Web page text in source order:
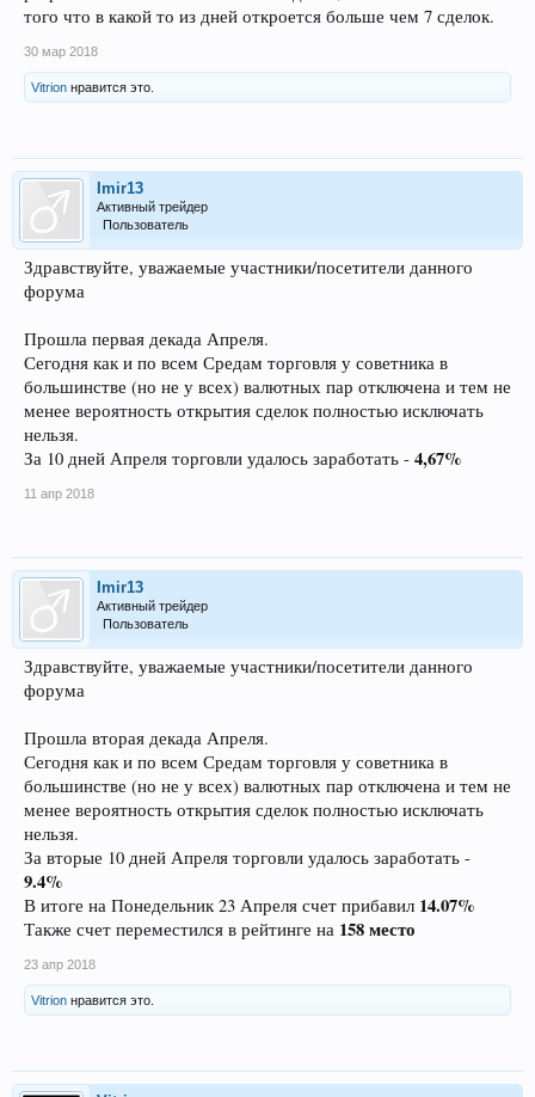
того что в какой то из дней откроется больше чем 7 сделок.
30 мар 2018
Vitrion нравится это.
Imir13
Активный трейдер
Пользователь
Здравствуйте, уважаемые участники/посетители данного
форума
Прошла первая декада Апреля.
Сегодня как и по всем Средам торговля у советника в
большинстве (но не у всех) валютных пар отключена и тем не
менее вероятность открытия сделок полностью исключать
нельзя.
За 10 дней Апреля торговли удалось заработать - 4,67%
11 апр 2018
Imir13
Активный трейдер
Пользователь
Здравствуйте, уважаемые участники/посетители данного
форума
Прошла вторая декада Апреля.
Сегодня как и по всем Средам торговля у советника в
большинстве (но не у всех) валютных пар отключена и тем не
менее вероятность открытия сделок полностью исключать
нельзя.
За вторые 10 дней Апреля торговли удалось заработать -
9.4%
В итоге на Понедельник 23 Апреля счет прибавил 14.07%
Также счет переместился в рейтинге на 158 место
23 апр 2018
Vitrion нравится это.